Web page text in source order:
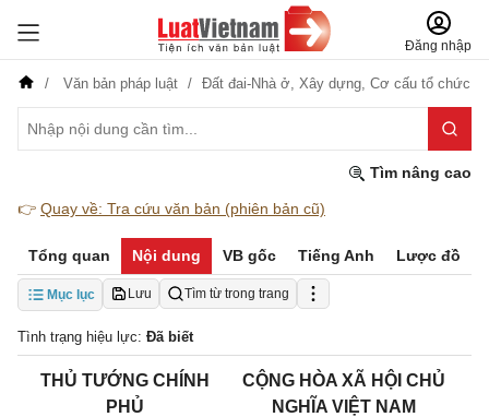
Đăng nhập
Văn bản pháp luật Đất đai-Nhà ở, Xây dựng, Cơ cấu tổ chức
Tìm nâng cao
👉 Quay về: Tra cứu văn bản (phiên bản cũ)
Tổng quan Nội dung VB gốc Tiếng Anh Lược đồ
Mục lục Lưu Tìm từ trong trang
Tình trạng hiệu lực: Đã biết
THỦ TƯỚNG CHÍNH
PHỦ
CỘNG HÒA XÃ HỘI CHỦ
NGHĨA VIỆT NAM